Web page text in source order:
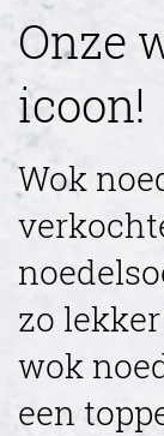
Onze
icoon!
Wok
zo
wok
een